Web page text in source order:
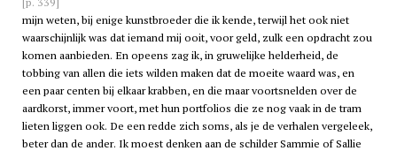
mijn weten, bij enige kunstbroeder die ik kende, terwijl het ook niet
waarschijnlijk was dat iemand mij ooit, voor geld, zulk een opdracht zou
komen aanbieden. En opeens zag ik, in gruwelijke helderheid, de
tobbing van allen die iets wilden maken dat de moeite waard was, en
een paar centen bij elkaar krabben, en die maar voortsnelden over de
aardkorst, immer voort, met hun portfolios die ze nog vaak in de tram
lieten liggen ook. De een redde zich soms, als je de verhalen vergeleek,
beter dan de ander. Ik moest denken aan de schilder Sammie of Sallie